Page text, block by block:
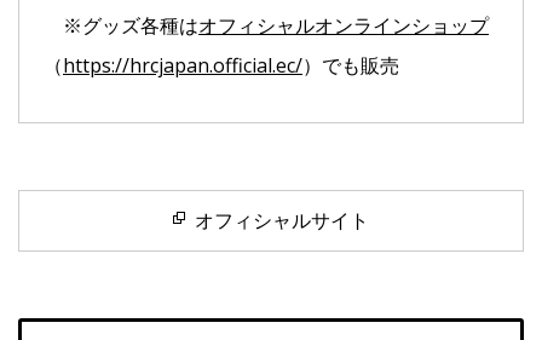
※グッズ各種はオフィシャルオンラインショップ
（https://hrcjapan.official.ec/）でも販売
オフィシャルサイト